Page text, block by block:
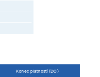
Konec platnosti (DO)